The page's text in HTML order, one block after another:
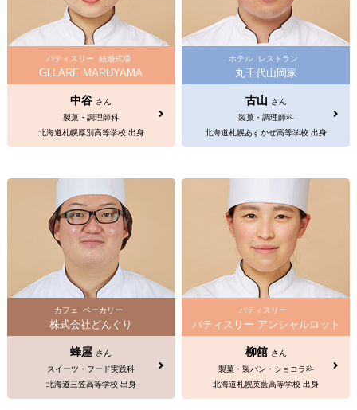
パティスリー 結婚式場
GLLARE MARUYAMA
中谷 さん
製菓・調理師科
北海道札幌厚別高等学校 出身
ホテル レストラン
丸千代山岡家
古山 さん
製菓・調理師科
北海道札幌あすかぜ高等学校 出身
カフェ ベーカリー
株式会社どんぐり
蜂屋 さん
スイーツ・フード実践科
北海道三笠高等学校 出身
パティスリー
パティスリー アンシャルロット
柳舘 さん
製菓・製パン・ショコラ科
北海道札幌英藍高等学校 出身